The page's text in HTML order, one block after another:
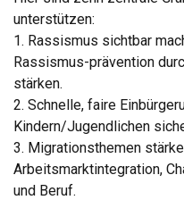
unterstützen:
1. Rassismus sichtbar
Rassismus-prävention
stärken.
2. Schnelle, faire
Kindern/Jugendlichen
3. Migrationsthemen
Arbeitsmarktintegration,
und Beruf.